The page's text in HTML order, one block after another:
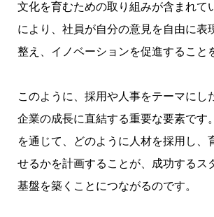
文化を育むための取り組みが含まれて
により、社員が自分の意見を自由に表
整え、イノベーションを促進すること
このように、採用や人事をテーマにし
企業の成長に直結する重要な要素です
を通じて、どのように人材を採用し、
せるかを計画することが、成功するス
基盤を築くことにつながるのです。